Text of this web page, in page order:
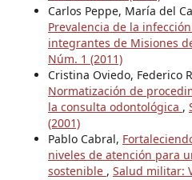
Carlos Peppe, María del
Prevalencia de la
integrantes de Misiones
Núm. 1 (2011)
Cristina Oviedo, Federico
Normatización de
la consulta odontológica ,
(2001)
Pablo Cabral,
niveles de atención para
sostenible , Salud militar: